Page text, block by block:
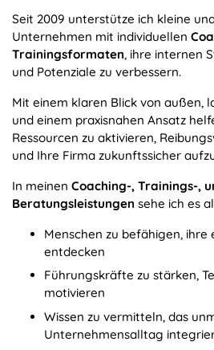
Seit 2009 unterstütze ich kleine
Unternehmen mit individuellen
Trainingsformaten, ihre internen
und Potenziale zu verbessern.
Mit einem klaren Blick von außen,
und einem praxisnahen Ansatz
Ressourcen zu aktivieren,
und Ihre Firma zukunftssicher
In meinen Coaching-, Trainings-,
Beratungsleistungen sehe ich es
Menschen zu befähigen, ihre
entdecken
Führungskräfte zu stärken,
motivieren
Wissen zu vermitteln, das
Unternehmensalltag